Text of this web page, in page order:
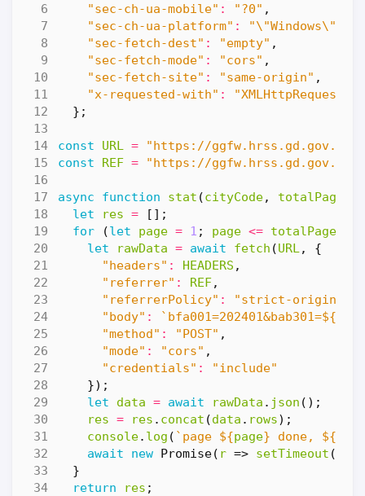
"sec-ch-ua-mobile" : "?0" ,
"sec-ch-ua-platform" : "\"Windows\""
"sec-fetch-dest" : "empty" ,
"sec-fetch-mode" : "cors" ,
"sec-fetch-site" : "same-origin" ,
"x-requested-with" :
"XMLHttpRequest"
};
const URL =
"https://ggfw.hrss.gd.gov.cn/
const
REF = "https://ggfw.hrss.gd.gov.cn/
async function stat (cityCode, totalPages
let
res =
[];
for
(let page = 1 ; page <= totalPages
let
rawData = await fetch (URL,
{
"headers" : HEADERS ,
"referrer" : REF,
"referrerPolicy" :
"strict-origin-
"body" : `bfa001=202401&bab301=${
"method" : "POST" ,
"mode" : "cors" ,
"credentials" :
"include"
});
let
data = await rawData . json ();
res = res . concat (data . rows);
console. log ( `page ${page} done, ${
await
new Promise( r => setTimeout (
}
return
res ;